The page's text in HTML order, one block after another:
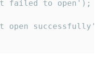
failed to open');
open